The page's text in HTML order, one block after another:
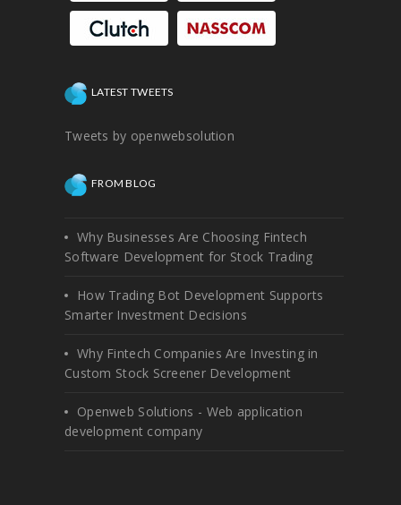
LATEST TWEETS
Tweets by openwebsolution
FROM BLOG
Why Businesses Are Choosing Fintech
Software Development for Stock Trading
How Trading Bot Development Supports
Smarter Investment Decisions
Why Fintech Companies Are Investing in
Custom Stock Screener Development
Openweb Solutions - Web application
development company